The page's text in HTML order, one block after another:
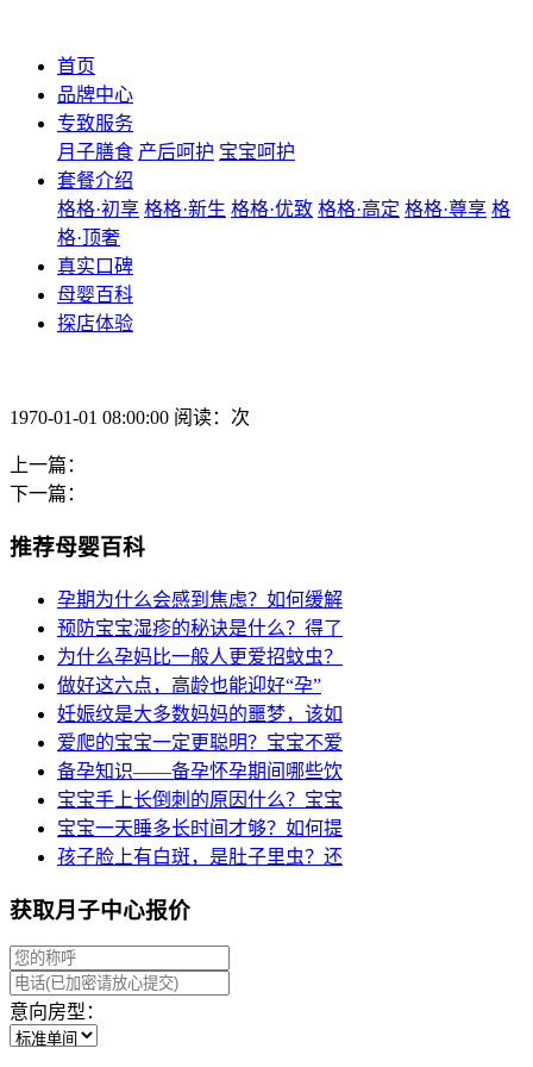
首页
品牌中心
专致服务
月子膳食 产后呵护 宝宝呵护
套餐介绍
格格·初享 格格·新生 格格·优致 格格·高定 格格·尊享 格
格·顶奢
真实口碑
母婴百科
探店体验
1970-01-01 08:00:00 阅读：次
上一篇：
下一篇：
推荐母婴百科
孕期为什么会感到焦虑？如何缓解
预防宝宝湿疹的秘诀是什么？得了
为什么孕妈比一般人更爱招蚊虫？
做好这六点，高龄也能迎好“孕”
妊娠纹是大多数妈妈的噩梦，该如
爱爬的宝宝一定更聪明？宝宝不爱
备孕知识——备孕怀孕期间哪些饮
宝宝手上长倒刺的原因什么？宝宝
宝宝一天睡多长时间才够？如何提
孩子脸上有白斑，是肚子里虫？还
获取月子中心报价
意向房型：